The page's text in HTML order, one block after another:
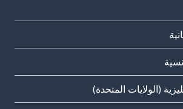
(الولايات المتحدة)